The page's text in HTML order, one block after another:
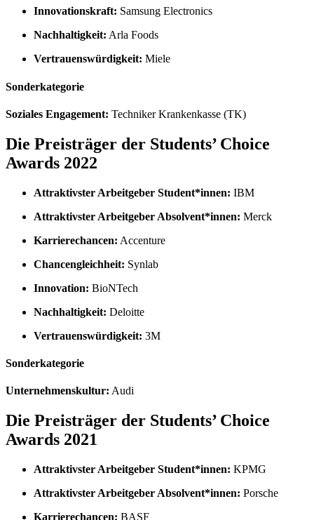
Innovationskraft: Samsung Electronics
Nachhaltigkeit: Arla Foods
Vertrauenswürdigkeit: Miele
Sonderkategorie
Soziales Engagement: Techniker Krankenkasse (TK)
Die Preisträger der Students’ Choice
Awards 2022
Attraktivster Arbeitgeber Student*innen: IBM
Attraktivster Arbeitgeber Absolvent*innen: Merck
Karrierechancen: Accenture
Chancengleichheit: Synlab
Innovation: BioNTech
Nachhaltigkeit: Deloitte
Vertrauenswürdigkeit: 3M
Sonderkategorie
Unternehmenskultur: Audi
Die Preisträger der Students’ Choice
Awards 2021
Attraktivster Arbeitgeber Student*innen: KPMG
Attraktivster Arbeitgeber Absolvent*innen: Porsche
Karrierechancen: BASF